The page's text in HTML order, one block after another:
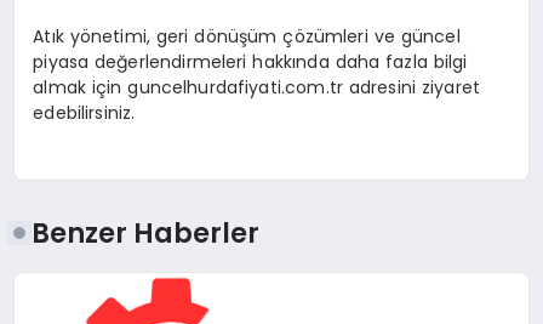
Atık yönetimi, geri dönüşüm çözümleri ve güncel
piyasa değerlendirmeleri hakkında daha fazla bilgi
almak için guncelhurdafiyati.com.tr adresini ziyaret
edebilirsiniz.
Benzer Haberler